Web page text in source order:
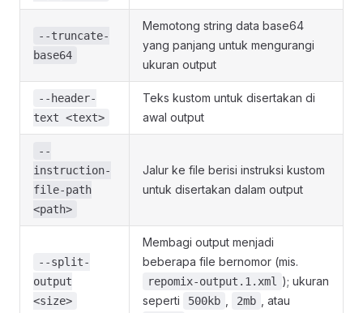
--truncate-
base64
Memotong string data base64
yang panjang untuk mengurangi
ukuran output
--header-
text <text>
Teks kustom untuk disertakan di
awal output
--
instruction-
file-path
<path>
Jalur ke file berisi instruksi kustom
untuk disertakan dalam output
--split-
output
<size>
Membagi output menjadi
beberapa file bernomor (mis.
repomix-output.1.xml
); ukuran
seperti
500kb 2mb , atau